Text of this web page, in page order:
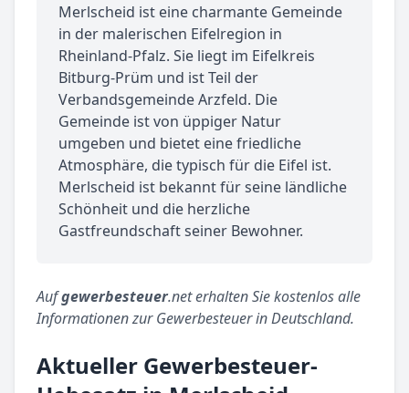
Merlscheid ist eine charmante Gemeinde
in der malerischen Eifelregion in
Rheinland-Pfalz. Sie liegt im Eifelkreis
Bitburg-Prüm und ist Teil der
Verbandsgemeinde Arzfeld. Die
Gemeinde ist von üppiger Natur
umgeben und bietet eine friedliche
Atmosphäre, die typisch für die Eifel ist.
Merlscheid ist bekannt für seine ländliche
Schönheit und die herzliche
Gastfreundschaft seiner Bewohner.
Aufgewerbesteuer.net erhalten Sie kostenlos alle
Informationen zur Gewerbesteuer in Deutschland.
Aktueller Gewerbesteuer-